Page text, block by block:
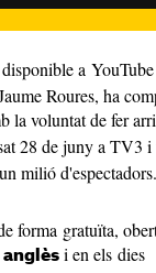
disponible a
Roures, ha
la voluntat de fer
28 de juny a TV3
milió d'espectadors.
forma gratuïta,
anglès i en els dies